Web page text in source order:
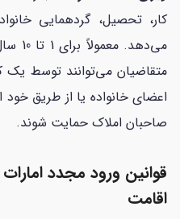
کار، تحصیل، گردهمایی
متقاضیان می‌توانند توسط یک
اعضای خانواده یا از طریق خود
صاحبان املاک حمایت شوند.
قوانین ورود مجدد امارات
اقامت